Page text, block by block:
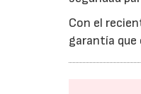
Con el
garantía que